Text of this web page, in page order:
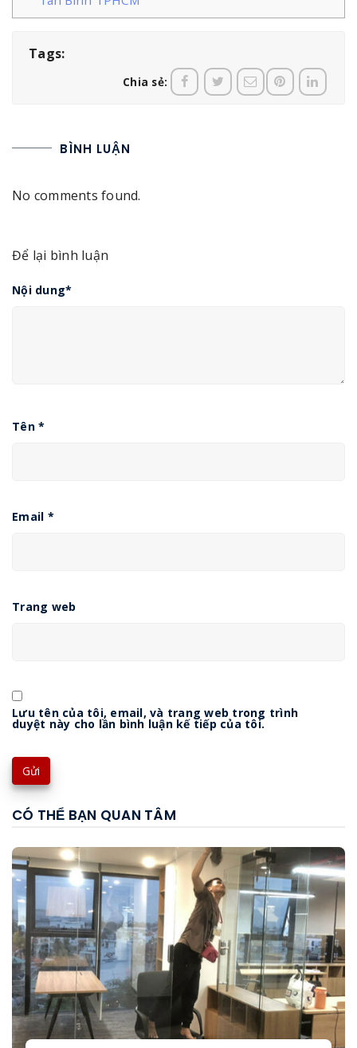
Tags:
Chia sẻ:
BÌNH LUẬN
No comments found.
Để lại bình luận
Nội dung*
Tên *
Email *
Trang web
Lưu tên của tôi, email, và trang web trong trình
duyệt này cho lần bình luận kế tiếp của tôi.
CÓ THỂ BẠN QUAN TÂM